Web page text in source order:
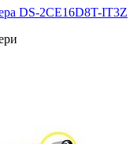
DS-2CE16D8T-IT3Z